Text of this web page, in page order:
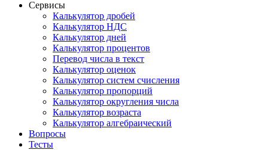
Сервисы
Калькулятор дробей
Калькулятор НДС
Калькулятор дней
Калькулятор процентов
Перевод числа в текст
Калькулятор оценок
Калькулятор систем счисления
Калькулятор пропорций
Калькулятор округления числа
Калькулятор возраста
Калькулятор алгебраический
Вопросы
Тесты